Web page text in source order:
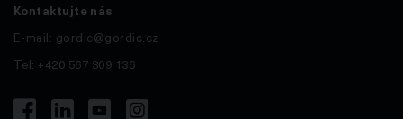
Kontaktujte nás
E-mail: gordic@gordic.cz
Tel: +420 567 309 136